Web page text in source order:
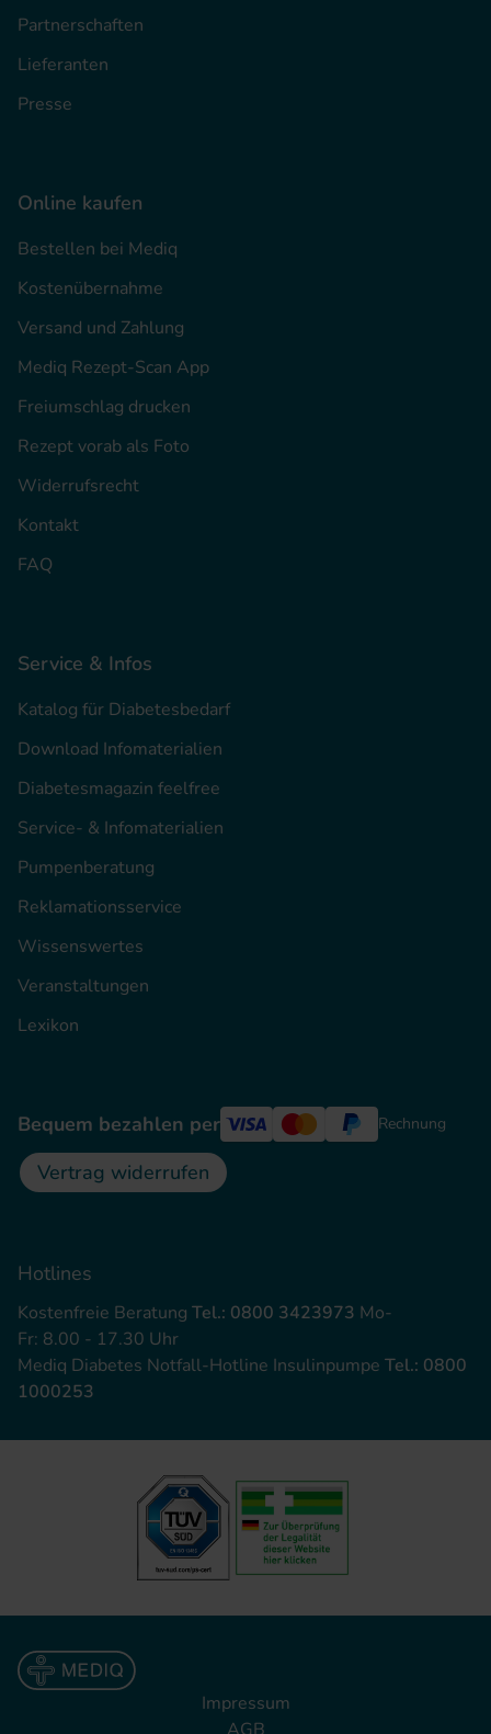
Partnerschaften
Lieferanten
Presse
Online kaufen
Bestellen bei Mediq
Kostenübernahme
Versand und Zahlung
Mediq Rezept-Scan App
Freiumschlag drucken
Rezept vorab als Foto
Widerrufsrecht
Kontakt
FAQ
Service & Infos
Katalog für Diabetesbedarf
Download Infomaterialien
Diabetesmagazin feelfree
Service- & Infomaterialien
Pumpenberatung
Reklamationsservice
Wissenswertes
Veranstaltungen
Lexikon
Bequem bezahlen per Rechnung
Vertrag widerrufen
Hotlines
Kostenfreie Beratung Tel.: 0800 3423973 Mo-
Fr: 8.00 - 17.30 Uhr
Mediq Diabetes Notfall-Hotline Insulinpumpe Tel.: 0800
1000253
Impressum